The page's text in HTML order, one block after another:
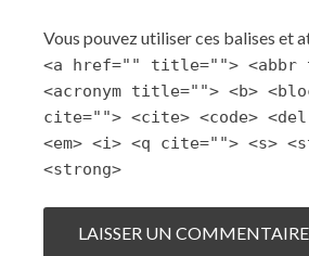
Vous pouvez utiliser ces balises et
<a href="" title="">
<acronym title=""> <b>
cite=""> <cite> <code>
<em> <i> <q cite=""> <s>
<strong>